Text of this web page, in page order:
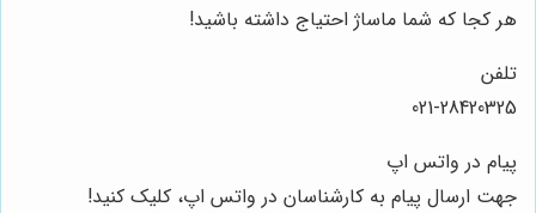
هر کجا که شما ماساژ احتیاج داشته باشید!
تلفن
021-28420325
پیام در واتس اپ
جهت ارسال پیام به کارشناسان در واتس اپ، کلیک کنید!